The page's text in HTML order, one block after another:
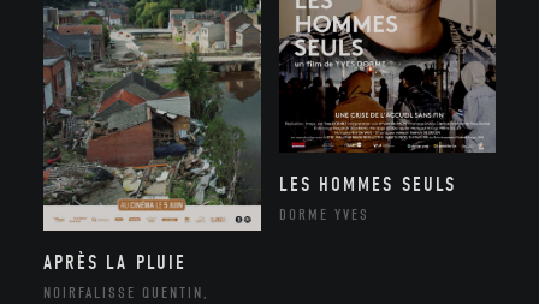
APRÈS LA PLUIE
NOIRFALISSE QUENTIN,
LES HOMMES SEULS
DORME YVES